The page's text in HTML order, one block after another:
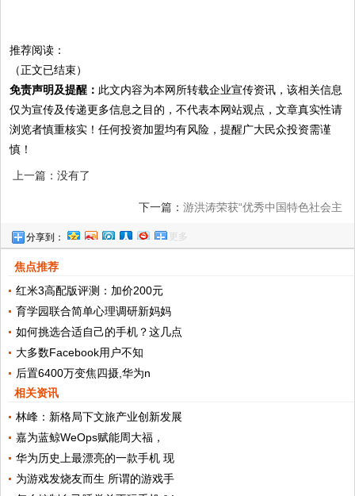
推荐阅读：
（正文已结束）
免责声明及提醒： 此文内容为本网所转载企业宣传资讯，该相关信息
仅为宣传及传递更多信息之目的，不代表本网站观点，文章真实性请
浏览者慎重核实！任何投资加盟均有风险，提醒广大民众投资需谨
慎！
上一篇：没有了
下一篇： 游洪涛荣获“优秀中国特色社会主
分享到： 更多
焦点推荐
红米3高配版评测：加价200元
育学园联合简单心理调研新妈妈
如何挑选合适自己的手机？这几点
大多数Facebook用户不知
后置6400万变焦四摄,华为n
相关资讯
林峰：新格局下文旅产业创新发展
嘉为蓝鲸WeOps赋能周大福，
华为历史上最漂亮的一款手机 现
为游戏发烧友而生 所谓的游戏手